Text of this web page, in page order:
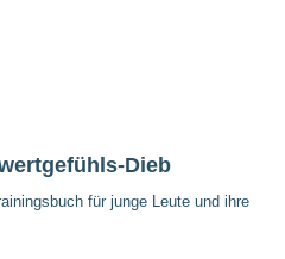
Dieb
für junge Leute und ihre